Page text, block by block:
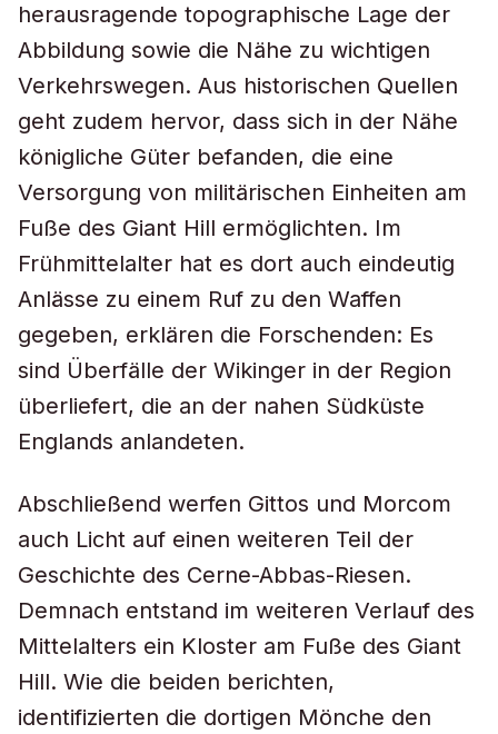
herausragende topographische Lage der
Abbildung sowie die Nähe zu wichtigen
Verkehrswegen. Aus historischen Quellen
geht zudem hervor, dass sich in der Nähe
königliche Güter befanden, die eine
Versorgung von militärischen Einheiten am
Fuße des Giant Hill ermöglichten. Im
Frühmittelalter hat es dort auch eindeutig
Anlässe zu einem Ruf zu den Waffen
gegeben, erklären die Forschenden: Es
sind Überfälle der Wikinger in der Region
überliefert, die an der nahen Südküste
Englands anlandeten.
Abschließend werfen Gittos und Morcom
auch Licht auf einen weiteren Teil der
Geschichte des Cerne-Abbas-Riesen.
Demnach entstand im weiteren Verlauf des
Mittelalters ein Kloster am Fuße des Giant
Hill. Wie die beiden berichten,
identifizierten die dortigen Mönche den